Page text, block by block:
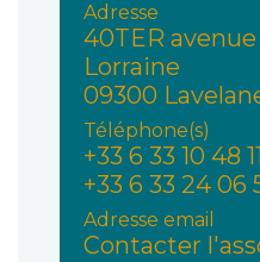
Adresse
40TER avenue
Lorraine
09300
Téléphone(s)
+33 6 33 10 48
+33 6 33 24 06
Adresse email
Contacter